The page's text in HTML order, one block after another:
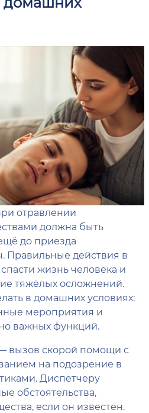
отравлении
должна быть
до приезда
Правильные действия в
жизнь человека и
тяжёлых осложнений.
в домашних условиях:
мероприятия и
важных функций.
вызов скорой помощи с
на подозрение в
Диспетчеру
обстоятельства,
если он известен.